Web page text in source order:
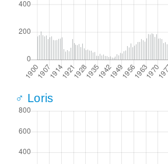
♂ Loris